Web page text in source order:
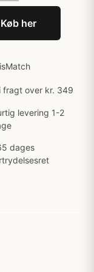
Køb her
fragt over kr. 349
levering 1-2
dages